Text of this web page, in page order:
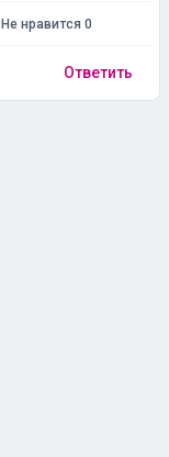
Не нравится 0
Ответить